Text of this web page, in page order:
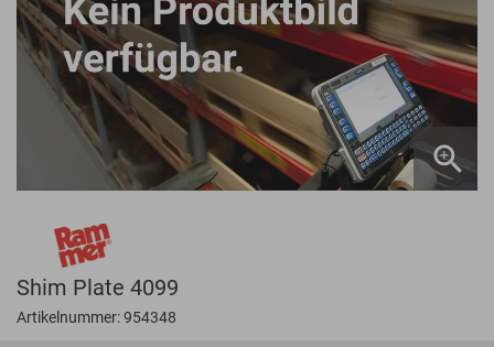
Shim Plate 4099
Artikelnummer: 954348